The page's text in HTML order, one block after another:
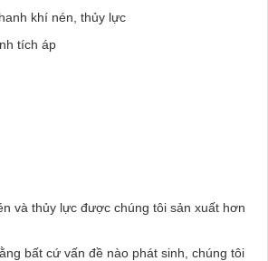
khí nén, thủy lực
tích áp
và thủy lực được chúng tôi sản xuất hơn
bất cứ vấn đề nào phát sinh, chúng tôi